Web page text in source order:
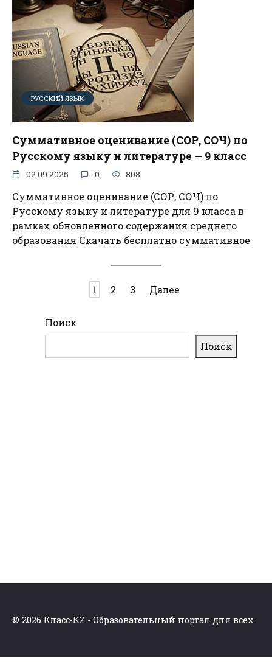
РУССКИЙ ЯЗЫК
Суммативное оценивание (СОР, СОЧ) по
Русскому языку и литературе — 9 класс
02.09.2025 0 808
Суммативное оценивание (СОР, СОЧ) по
Русскому языку и литературе для 9 класса в
рамках обновленного содержания среднего
образования Скачать бесплатно суммативное
1 2 3 Далее
Поиск
Поиск
© 2026 Класс-KZ - Образовательный портал для всех